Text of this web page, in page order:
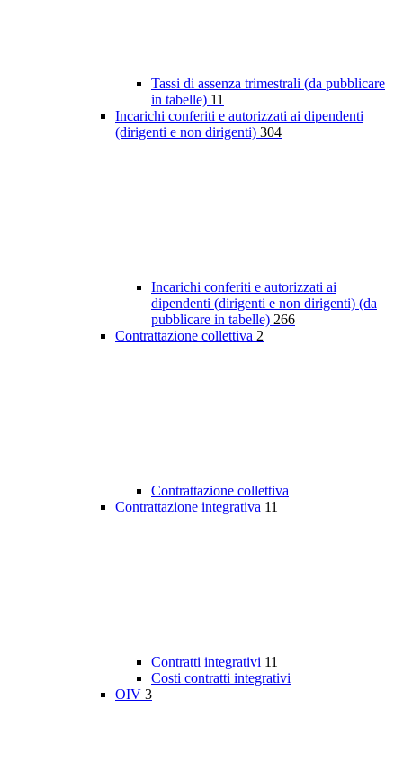
Tassi di assenza trimestrali (da pubblicare
in tabelle) 11
Incarichi conferiti e autorizzati ai dipendenti
(dirigenti e non dirigenti) 304
Incarichi conferiti e autorizzati ai
dipendenti (dirigenti e non dirigenti) (da
pubblicare in tabelle) 266
Contrattazione collettiva 2
Contrattazione collettiva
Contrattazione integrativa 11
Contratti integrativi 11
Costi contratti integrativi
OIV 3